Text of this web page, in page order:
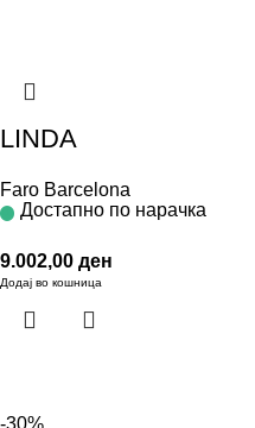
LINDA
Faro Barcelona
Достапно по нарачка
9.002,00 ден
Додај во кошница